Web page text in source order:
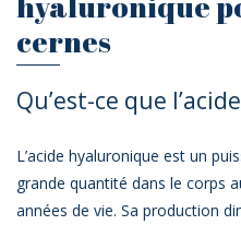
cernes
Qu’est-ce que
L’acide hyaluronique est un
grande quantité dans le corps
années de vie. Sa production